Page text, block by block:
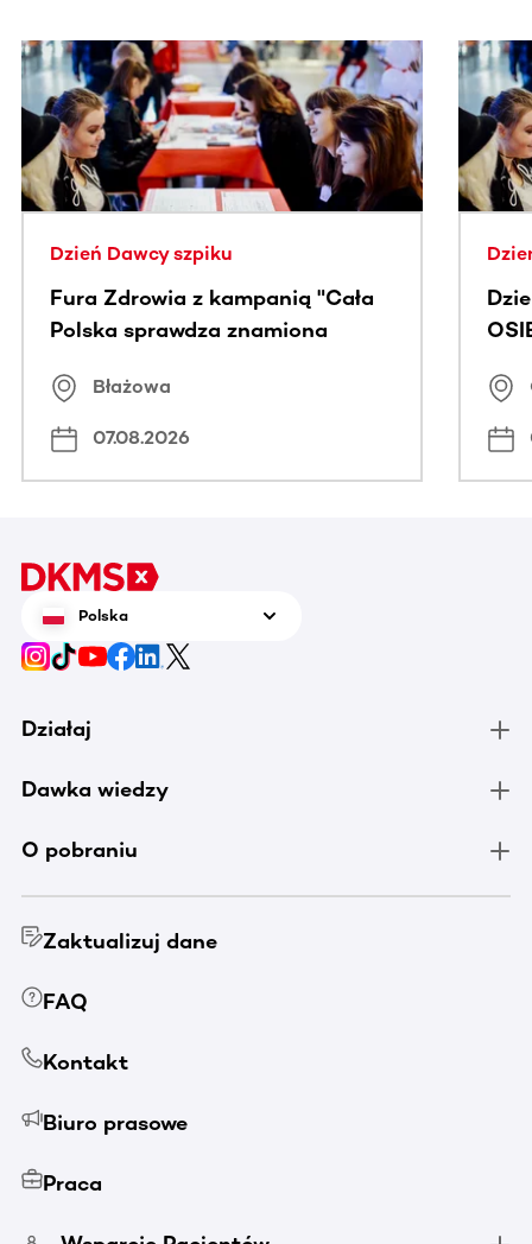
Ta sekcja zawiera treści przewijane w poziomie. Użyj
Dzień Dawcy szpiku
Fura Zdrowia z kampanią "Cała
Polska sprawdza znamiona
Błażowa
07.08.2026
Polska
Działaj
Dawka wiedzy
O pobraniu
Zaktualizuj dane
FAQ
Kontakt
Biuro prasowe
Praca